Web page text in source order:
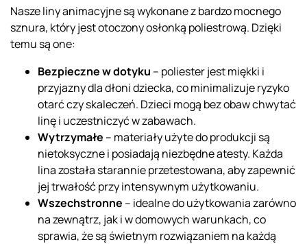
Nasze liny animacyjne są wykonane z bardzo mocnego
sznura, który jest otoczony osłonką poliestrową. Dzięki
temu są one:
Bezpieczne w dotyku – poliester jest miękki i
przyjazny dla dłoni dziecka, co minimalizuje ryzyko
otarć czy skaleczeń. Dzieci mogą bez obaw chwytać
linę i uczestniczyć w zabawach.
Wytrzymałe – materiały użyte do produkcji są
nietoksyczne i posiadają niezbędne atesty. Każda
lina została starannie przetestowana, aby zapewnić
jej trwałość przy intensywnym użytkowaniu.
Wszechstronne – idealne do użytkowania zarówno
na zewnątrz, jak i w domowych warunkach, co
sprawia, że są świetnym rozwiązaniem na każdą